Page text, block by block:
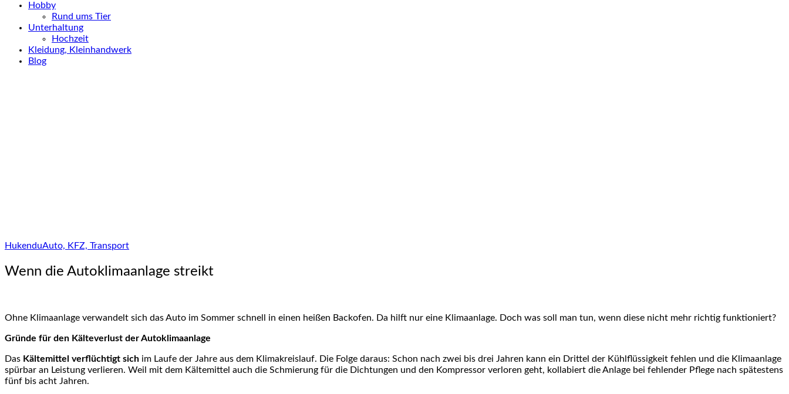
Hobby
Rund ums Tier
Unterhaltung
Hochzeit
Kleidung, Kleinhandwerk
Blog
HukenduAuto, KFZ, Transport
Wenn die Autoklimaanlage streikt
Ohne Klimaanlage verwandelt sich das Auto im Sommer schnell in einen heißen Backofen. Da hilft nur eine Klimaanlage. Doch was soll man tun, wenn diese nicht mehr richtig funktioniert?
Gründe für den Kälteverlust der Autoklimaanlage
Das Kältemittel verflüchtigt sich im Laufe der Jahre aus dem Klimakreislauf. Die Folge daraus: Schon nach zwei bis drei Jahren kann ein Drittel der Kühlflüssigkeit fehlen und die Klimaanlage
spürbar an Leistung verlieren. Weil mit dem Kältemittel auch die Schmierung für die Dichtungen und den Kompressor verloren geht, kollabiert die Anlage bei fehlender Pflege nach spätestens
fünf bis acht Jahren.